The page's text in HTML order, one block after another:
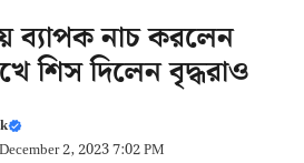
ব্যাপক নাচ করলেন
শিস দিলেন বৃদ্ধরাও
2, 2023 7:02 PM